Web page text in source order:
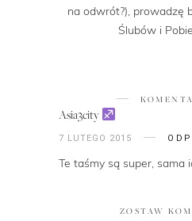
na odwrót?), prowadzę
Ślubów i
Asia3city
7 LUTEGO 2015
Te taśmy są super, sama
ZOSTAW